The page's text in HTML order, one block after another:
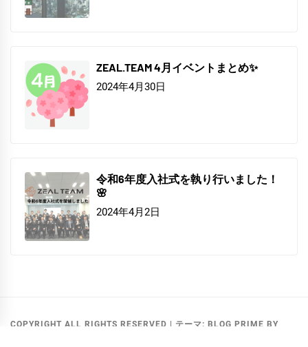
ZEAL.TEAM 4月イベントまとめ✨
2024年4月30日
令和6年度入社式を執り行いました！
🌸
2024年4月2日
COPYRIGHT ALL RIGHTS RESERVED | テーマ: BLOG PRIME BY